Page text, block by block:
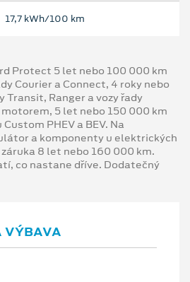
17,7 kWh/100 km
Protect 5 let nebo 100 000 km
Courier a Connect, 4 roky nebo
Ranger a vozy řady
5 let nebo 150 000 km
PHEV a BEV. Na
a komponenty u elektrických
8 let nebo 160 000 km.
co nastane dříve. Dodatečný
VÝBAVA